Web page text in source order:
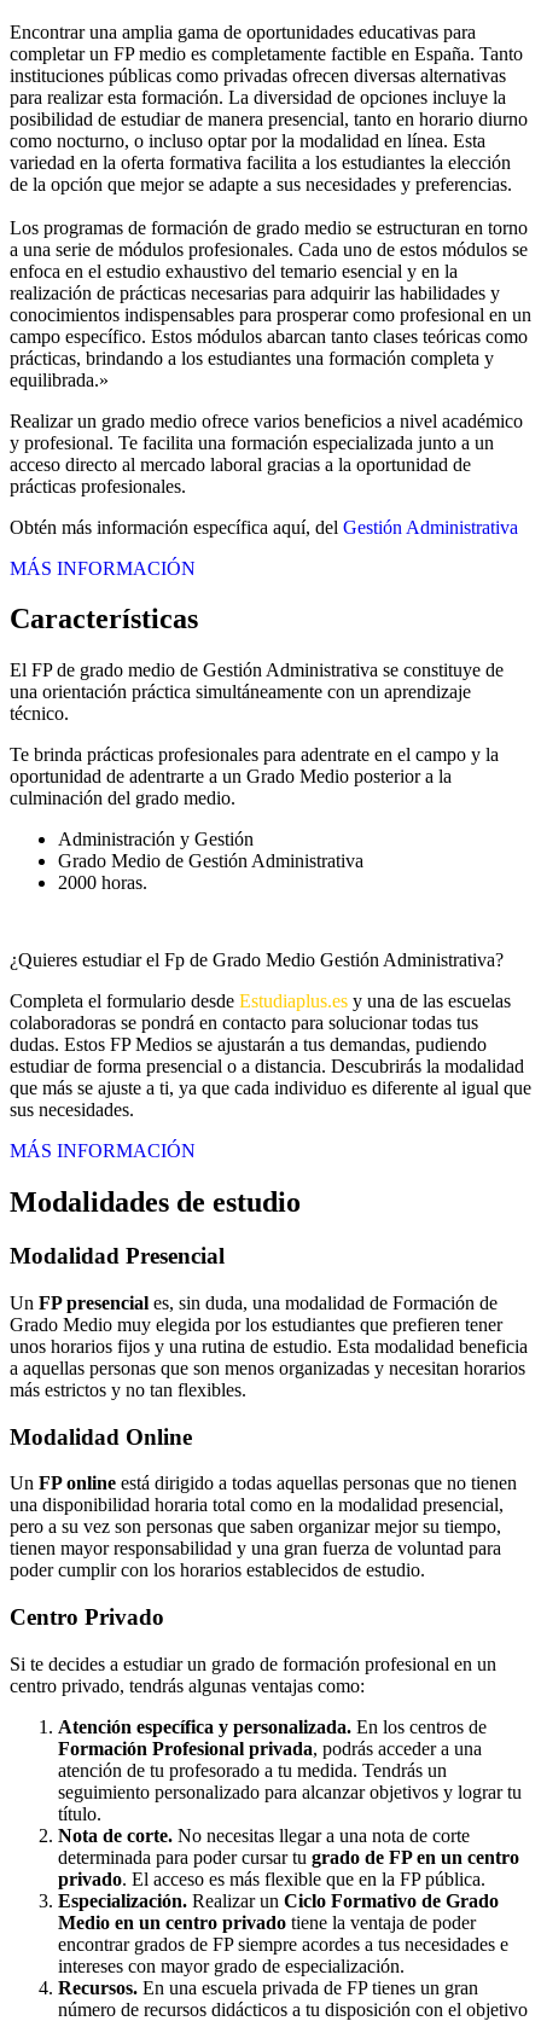
Encontrar una amplia gama de oportunidades educativas para
completar un FP medio es completamente factible en España. Tanto
instituciones públicas como privadas ofrecen diversas alternativas
para realizar esta formación. La diversidad de opciones incluye la
posibilidad de estudiar de manera presencial, tanto en horario diurno
como nocturno, o incluso optar por la modalidad en línea. Esta
variedad en la oferta formativa facilita a los estudiantes la elección
de la opción que mejor se adapte a sus necesidades y preferencias.
Los programas de formación de grado medio se estructuran en torno
a una serie de módulos profesionales. Cada uno de estos módulos se
enfoca en el estudio exhaustivo del temario esencial y en la
realización de prácticas necesarias para adquirir las habilidades y
conocimientos indispensables para prosperar como profesional en un
campo específico. Estos módulos abarcan tanto clases teóricas como
prácticas, brindando a los estudiantes una formación completa y
equilibrada.»
Realizar un grado medio ofrece varios beneficios a nivel académico
y profesional. Te facilita una formación especializada junto a un
acceso directo al mercado laboral gracias a la oportunidad de
prácticas profesionales.
Obtén más información específica aquí, del Gestión Administrativa
MÁS INFORMACIÓN
Características
El FP de grado medio de Gestión Administrativa se constituye de
una orientación práctica simultáneamente con un aprendizaje
técnico.
Te brinda prácticas profesionales para adentrate en el campo y la
oportunidad de adentrarte a un Grado Medio posterior a la
culminación del grado medio.
Administración y Gestión
Grado Medio de Gestión Administrativa
2000 horas.
¿Quieres estudiar el Fp de Grado Medio Gestión Administrativa?
Completa el formulario desde Estudiaplus.es y una de las escuelas
colaboradoras se pondrá en contacto para solucionar todas tus
dudas. Estos FP Medios se ajustarán a tus demandas, pudiendo
estudiar de forma presencial o a distancia. Descubrirás la modalidad
que más se ajuste a ti, ya que cada individuo es diferente al igual que
sus necesidades.
MÁS INFORMACIÓN
Modalidades de estudio
Modalidad Presencial
Un FP presencial es, sin duda, una modalidad de Formación de
Grado Medio muy elegida por los estudiantes que prefieren tener
unos horarios fijos y una rutina de estudio. Esta modalidad beneficia
a aquellas personas que son menos organizadas y necesitan horarios
más estrictos y no tan flexibles.
Modalidad Online
Un FP online está dirigido a todas aquellas personas que no tienen
una disponibilidad horaria total como en la modalidad presencial,
pero a su vez son personas que saben organizar mejor su tiempo,
tienen mayor responsabilidad y una gran fuerza de voluntad para
poder cumplir con los horarios establecidos de estudio.
Centro Privado
Si te decides a estudiar un grado de formación profesional en un
centro privado, tendrás algunas ventajas como:
Atención específica y personalizada. En los centros de
Formación Profesional privada, podrás acceder a una
atención de tu profesorado a tu medida. Tendrás un
seguimiento personalizado para alcanzar objetivos y lograr tu
título.
Nota de corte. No necesitas llegar a una nota de corte
determinada para poder cursar tu grado de FP en un centro
privado. El acceso es más flexible que en la FP pública.
Especialización. Realizar un Ciclo Formativo de Grado
Medio en un centro privado tiene la ventaja de poder
encontrar grados de FP siempre acordes a tus necesidades e
intereses con mayor grado de especialización.
Recursos. En una escuela privada de FP tienes un gran
número de recursos didácticos a tu disposición con el objetivo